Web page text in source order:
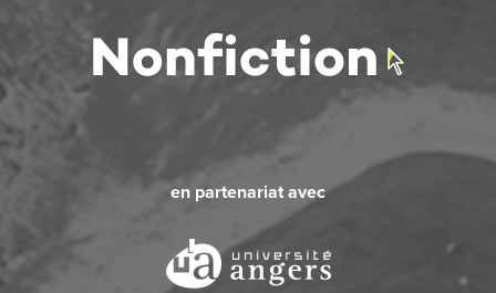
en partenariat avec